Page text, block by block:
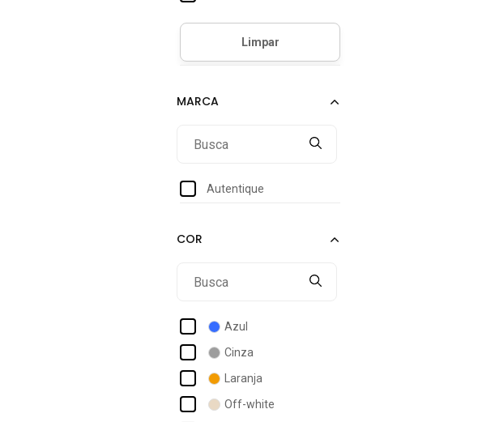
40
G2
G4
Autentique
Azul
Cinza
Laranja
Off-white